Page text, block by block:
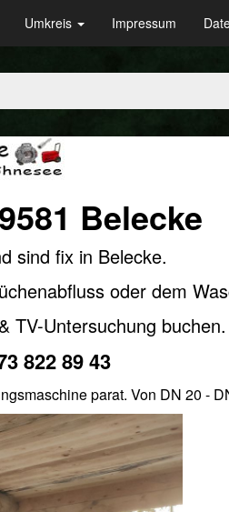
Umkreis Impressum
Belecke
sind fix in Belecke.
oder dem
TV-Untersuchung buchen.
822 89 43
parat. Von DN 20 -